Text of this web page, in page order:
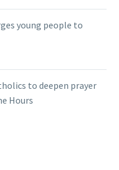
young people to
to deepen prayer
Hours